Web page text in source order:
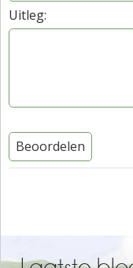
Uitleg:
Beoordelen